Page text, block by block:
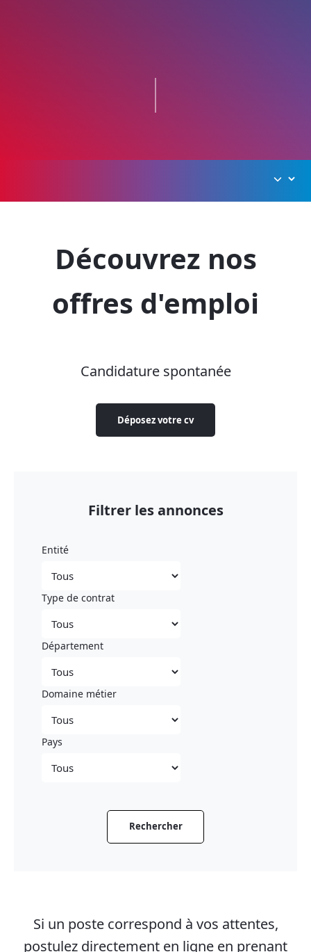
Découvrez nos
offres d'emploi
Candidature spontanée
Déposez votre cv
Filtrer les annonces
Entité
Type de contrat
Département
Domaine métier
Pays
Si un poste correspond à vos attentes,
postulez directement en ligne en prenant